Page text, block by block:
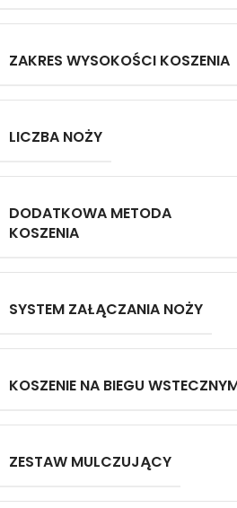
ZAKRES WYSOKOŚCI KOSZENIA
LICZBA NOŻY
DODATKOWA METODA
KOSZENIA
SYSTEM ZAŁĄCZANIA NOŻY
KOSZENIE NA BIEGU
ZESTAW MULCZUJĄCY